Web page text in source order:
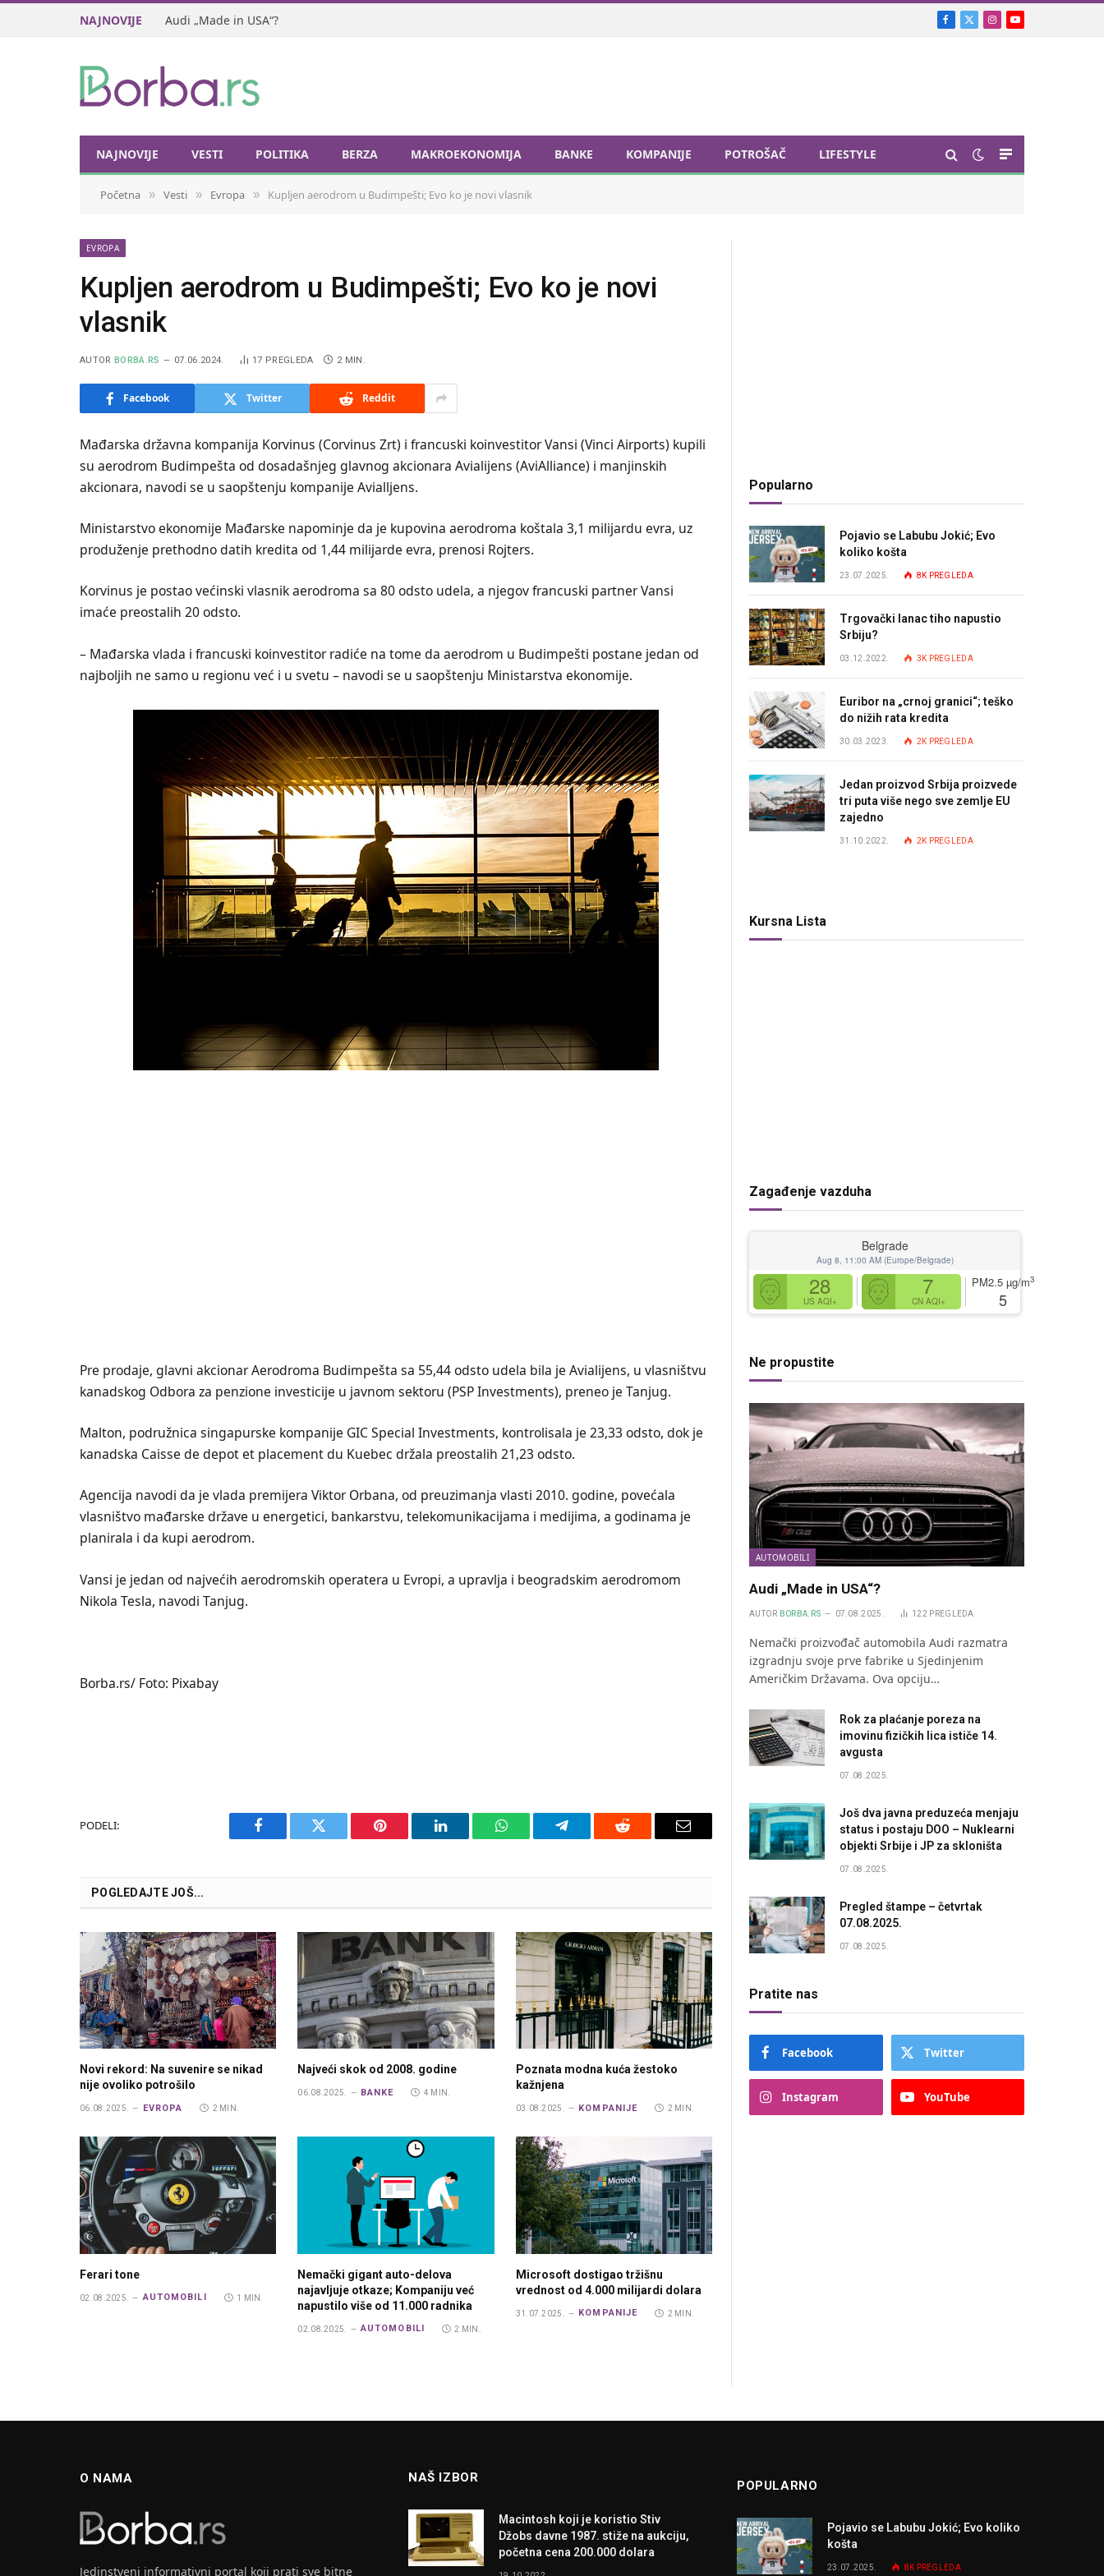
NAJNOVIJE Audi „Made in USA“? Facebook
X
Instagram
YouTube
NAJNOVIJE VESTI POLITIKA BERZA MAKROEKONOMIJA BANKE KOMPANIJE POTROŠAČ LIFESTYLE
Početna » Vesti » Evropa » Kupljen aerodrom u Budimpešti; Evo ko je novi vlasnik
EVROPA
Kupljen aerodrom u Budimpešti; Evo ko je novi
vlasnik
AUTOR BORBA.RS 07.06.2024. 17 PREGLEDA 2 MIN.
Facebook Twitter Reddit
Mađarska državna kompanija Korvinus (Corvinus Zrt) i francuski koinvestitor Vansi (Vinci Airports) kupili
su aerodrom Budimpešta od dosadašnjeg glavnog akcionara Avialijens (AviAlliance) i manjinskih
akcionara, navodi se u saopštenju kompanije Avialljens.
Ministarstvo ekonomije Mađarske napominje da je kupovina aerodroma koštala 3,1 milijardu evra, uz
produženje prethodno datih kredita od 1,44 milijarde evra, prenosi Rojters.
Korvinus je postao većinski vlasnik aerodroma sa 80 odsto udela, a njegov francuski partner Vansi
imaće preostalih 20 odsto.
– Mađarska vlada i francuski koinvestitor radiće na tome da aerodrom u Budimpešti postane jedan od
najboljih ne samo u regionu već i u svetu – navodi se u saopštenju Ministarstva ekonomije.
Pre prodaje, glavni akcionar Aerodroma Budimpešta sa 55,44 odsto udela bila je Avialijens, u vlasništvu
kanadskog Odbora za penzione investicije u javnom sektoru (PSP Investments), preneo je Tanjug.
Malton, podružnica singapurske kompanije GIC Special Investments, kontrolisala je 23,33 odsto, dok je
kanadska Caisse de depot et placement du Kuebec držala preostalih 21,23 odsto.
Agencija navodi da je vlada premijera Viktor Orbana, od preuzimanja vlasti 2010. godine, povećala
vlasništvo mađarske države u energetici, bankarstvu, telekomunikacijama i medijima, a godinama je
planirala i da kupi aerodrom.
Vansi je jedan od najvećih aerodromskih operatera u Evropi, a upravlja i beogradskim aerodromom
Nikola Tesla, navodi Tanjug.
Borba.rs/ Foto: Pixabay
PODELI:
Facebook Twitter Pinterest LinkedIn WhatsAppTelegram Reddit Email
POGLEDAJTE JOŠ...
Novi rekord: Na suvenire se nikad
nije ovoliko potrošilo
06.08.2025. EVROPA 2 MIN.
Najveći skok od 2008. godine
06.08.2025. BANKE 4 MIN.
Poznata modna kuća žestoko
kažnjena
03.08.2025. KOMPANIJE 2 MIN.
Ferari tone
02.08.2025. AUTOMOBILI 1 MIN.
Nemački gigant auto-delova
najavljuje otkaze; Kompaniju već
napustilo više od 11.000 radnika
02.08.2025. AUTOMOBILI 2 MIN.
Microsoft dostigao tržišnu
vrednost od 4.000 milijardi dolara
31.07.2025. KOMPANIJE 2 MIN.
Popularno
Pojavio se Labubu Jokić; Evo
koliko košta
23.07.2025. 8K PREGLEDA
Trgovački lanac tiho napustio
Srbiju?
03.12.2022. 3K PREGLEDA
Euribor na „crnoj granici“; teško
do nižih rata kredita
30.03.2023. 2K PREGLEDA
Jedan proizvod Srbija proizvede
tri puta više nego sve zemlje EU
zajedno
31.10.2022. 2K PREGLEDA
Kursna Lista
Zagađenje vazduha
Belgrade
Aug 8, 11:00 AM (Europe/Belgrade)
28
US AQI+
7
CN AQI+
PM2.5 µg/m3
5
Ne propustite
AUTOMOBILI
Audi „Made in USA“?
AUTOR BORBA.RS 07.08.2025. 122 PREGLEDA
Nemački proizvođač automobila Audi razmatra
izgradnju svoje prve fabrike u Sjedinjenim
Američkim Državama. Ova opciju…
Rok za plaćanje poreza na
imovinu fizičkih lica ističe 14.
avgusta
07.08.2025.
Još dva javna preduzeća menjaju
status i postaju DOO – Nuklearni
objekti Srbije i JP za skloništa
07.08.2025.
Pregled štampe – četvrtak
07.08.2025.
07.08.2025.
Pratite nas
Facebook Twitter
Instagram YouTube
O NAMA
Jedinstveni informativni portal koji prati sve bitne
NAŠ IZBOR
Macintosh koji je koristio Stiv
Džobs davne 1987. stiže na aukciju,
početna cena 200.000 dolara
POPULARNO
Pojavio se Labubu Jokić; Evo koliko
košta
23.07.2025. 8K PREGLEDA